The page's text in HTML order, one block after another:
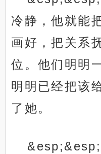
冷静，他就能
画好，把关系
位。他们明明
明明已经把该
了她。